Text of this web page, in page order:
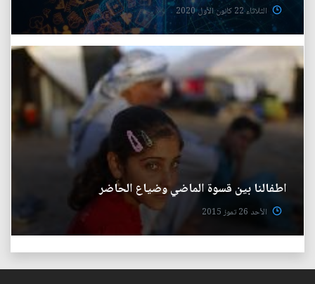
الثلاثاء 22 كانون الأول 2020
اطفالنا بين قسوة الماضي وضياع الحاضر
الأحد 26 تموز 2015